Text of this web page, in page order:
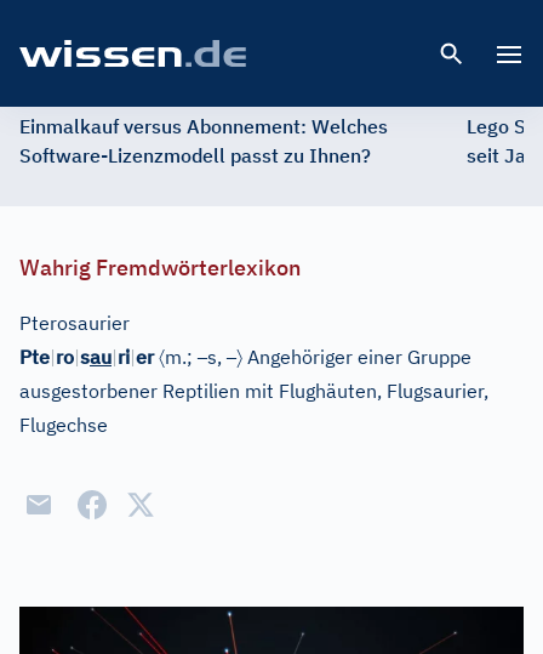
Einmalkauf versus Abonnement: Welches
Software-Lizenzmodell passt zu Ihnen?
Lego
seit
Wahrig Fremdwörterlexikon
Pterosaurier
Pte|ro|sau|ri|er 〈m.;–s,–〉 Angehöriger einer Gruppe
ausgestorbener Reptilien mit Flughäuten, Flugsaurier,
Flugechse